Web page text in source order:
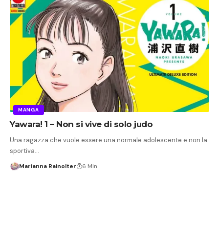
MANGA
Yawara! 1 – Non si vive di solo judo
Una ragazza che vuole essere una normale adolescente e non la
sportiva…
Marianna Rainolter 6 Min